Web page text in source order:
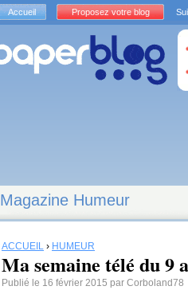
Magazine Humeur
ACCUEIL › HUMEUR
Ma semaine télé du 9
Publié le 16 février 2015 par Corboland78
Accueil Proposez votre blog